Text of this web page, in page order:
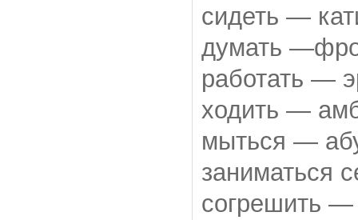
сидеть —
думать
работать —
ходить —
мыться —
заниматься
согрешить —